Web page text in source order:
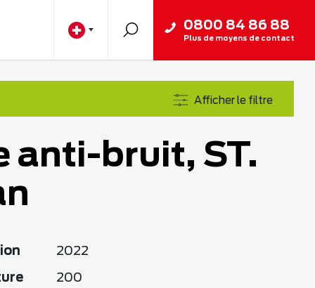
0800 84 86 88
Plus de moyens de contact
Afficher le filtre
anti-bruit, ST.
2022
200